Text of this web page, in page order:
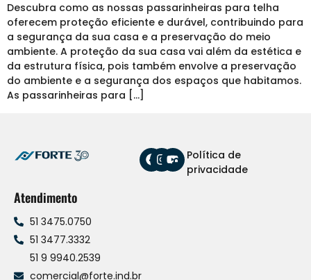
Descubra como as nossas passarinheiras para telha
oferecem proteção eficiente e durável, contribuindo para
a segurança da sua casa e a preservação do meio
ambiente. A proteção da sua casa vai além da estética e
da estrutura física, pois também envolve a preservação
do ambiente e a segurança dos espaços que habitamos.
As passarinheiras para […]
Política de
privacidade
Atendimento
51 3475.0750
51 3477.3332
51 9 9940.2539
comercial@forte.ind.br